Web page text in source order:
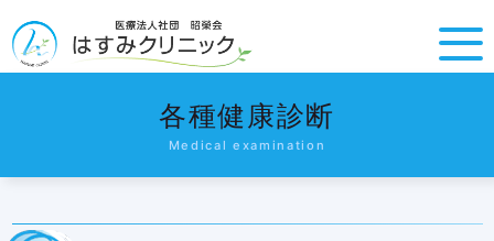
各種健康診断
Medical examination